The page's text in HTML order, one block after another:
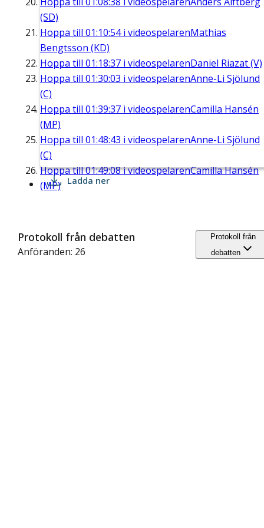
(SD)
Hoppa till 01:10:54i videospelarenMathias
Bengtsson (KD)
Hoppa till 01:18:37 i videospelarenDaniel Riazat (V)
Hoppa till 01:30:03 i videospelarenAnne-Li Sjölund
(C)
Hoppa till 01:39:37 i videospelarenCamilla Hansén
(MP)
Hoppa till 01:48:43 i videospelarenAnne-Li Sjölund
(C)
Hoppa till01:49:08i videospelarenCamilla Hansén
(MP) Ladda ner
Protokoll från debatten
Anföranden: 26
Protokoll från
debatten